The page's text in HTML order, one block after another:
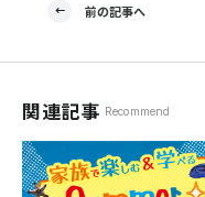
前の記事へ
関連記事 Recommend